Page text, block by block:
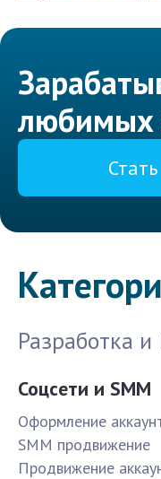
любимых
Разработка и
Соцсети и SMM
Оформление
SMM продвижение
Продвижение